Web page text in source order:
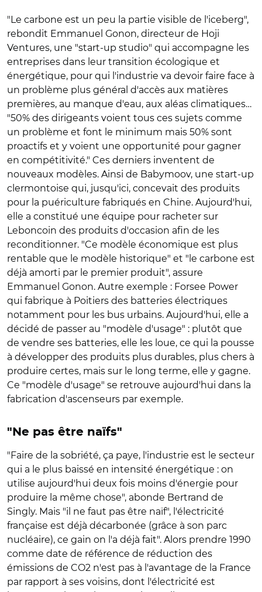
"Le carbone est un peu la partie visible de l'iceberg",
rebondit Emmanuel Gonon, directeur de Hoji
Ventures, une "start-up studio" qui accompagne les
entreprises dans leur transition écologique et
énergétique, pour qui l'industrie va devoir faire face à
un problème plus général d'accès aux matières
premières, au manque d'eau, aux aléas climatiques…
"50% des dirigeants voient tous ces sujets comme
un problème et font le minimum mais 50% sont
proactifs et y voient une opportunité pour gagner
en compétitivité." Ces derniers inventent de
nouveaux modèles. Ainsi de Babymoov, une start-up
clermontoise qui, jusqu'ici, concevait des produits
pour la puériculture fabriqués en Chine. Aujourd'hui,
elle a constitué une équipe pour racheter sur
Leboncoin des produits d'occasion afin de les
reconditionner. "Ce modèle économique est plus
rentable que le modèle historique" et "le carbone est
déjà amorti par le premier produit", assure
Emmanuel Gonon. Autre exemple : Forsee Power
qui fabrique à Poitiers des batteries électriques
notamment pour les bus urbains. Aujourd'hui, elle a
décidé de passer au "modèle d'usage" : plutôt que
de vendre ses batteries, elle les loue, ce qui la pousse
à développer des produits plus durables, plus chers à
produire certes, mais sur le long terme, elle y gagne.
Ce "modèle d'usage" se retrouve aujourd'hui dans la
fabrication d'ascenseurs par exemple.
"Ne pas être naïfs"
"Faire de la sobriété, ça paye, l'industrie est le secteur
qui a le plus baissé en intensité énergétique : on
utilise aujourd'hui deux fois moins d'énergie pour
produire la même chose", abonde Bertrand de
Singly. Mais "il ne faut pas être naïf", l'électricité
française est déjà décarbonée (grâce à son parc
nucléaire), ce gain on l'a déjà fait". Alors prendre 1990
comme date de référence de réduction des
émissions de CO2 n'est pas à l'avantage de la France
par rapport à ses voisins, dont l'électricité est